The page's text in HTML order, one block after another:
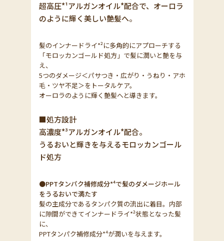
超高圧*¹アルガンオイル*配合で、オーロラ
のように輝く美しい艶髪へ。
髪のインナードライ*²に多角的にアプローチする
「モロッカンゴールド処方」で髪に潤いと艶を与
え、
5つのダメージ＜パサつき・広がり・うねり・アホ
毛・ツヤ不足＞をトータルケア。
オーロラのように輝く艶髪へと導きます。
■処方設計
高濃度*³アルガンオイル*配合。
うるおいと輝きを与えるモロッカンゴール
ド処方
●PPTタンパク補修成分*⁴で髪のダメージホール
をうるおいで満たす
髪の主成分であるタンパク質の流出に着目。内部
に隙間ができてインナードライ*²状態となった髪
に、
PPTタンパク補修成分*⁴が潤いを与えます。